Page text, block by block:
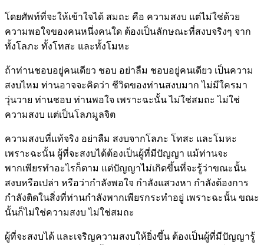
โดยศัพท์ที่จะให้เข้าใจได้ สมถะ คือ ความสงบ แต่ไม่ใช่ด้วย
ความพอใจของคนหนึ่งคนใด ต้องเป็นลักษณะที่สงบจริงๆ จาก
ทั้งโลภะ ทั้งโทสะ และทั้งโมหะ
ถ้าท่านชอบอยู่คนเดียว ชอบ อย่าลืม ชอบอยู่คนเดียว เป็นความ
สงบไหม ท่านอาจจะคิดว่า ชีวิตของท่านสงบมาก ไม่มีใครมา
วุ่นวาย ท่านชอบ ท่านพอใจ เพราะฉะนั้น ไม่ใช่สมถะ ไม่ใช่
ความสงบ แต่เป็นโลภมูลจิต
ความสงบที่แท้จริง อย่าลืม สงบจากโลภะ โทสะ และโมหะ
เพราะฉะนั้น ผู้ที่จะสงบได้ต้องเป็นผู้ที่มีปัญญา แม้ท่านจะ
พากเพียรทำอะไรก็ตาม แต่ปัญญาไม่เกิดขึ้นที่จะรู้ว่าขณะนั้น
สงบหรือเปล่า หรือว่ากำลังพอใจ กำลังแสวงหา กำลังต้องการ
กำลังติดในสิ่งที่ท่านกำลังพากเพียรกระทำอยู่ เพราะฉะนั้น ขณะ
นั้นก็ไม่ใช่ความสงบ ไม่ใช่สมถะ
ผู้ที่จะสงบได้ และเจริญความสงบให้ยิ่งขึ้น ต้องเป็นผู้ที่มีปัญญารู้